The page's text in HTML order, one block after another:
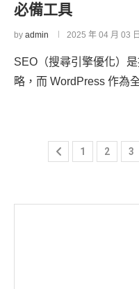
必備工具
by admin 2025 年 04 月 03 日
SEO（搜尋引擎優化）
略，而 WordPress 作為
1 2 3